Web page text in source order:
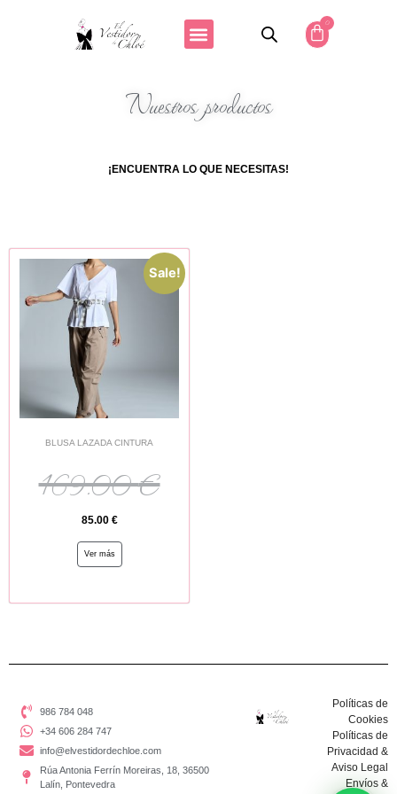
0
Nuestros productos
¡ENCUENTRA LO QUE NECESITAS!
Sale!
BLUSA LAZADA CINTURA
169.00€
85.00 €
Ver más
986 784 048
+34 606 284 747
info@elvestidordechloe.com
Rúa Antonia Ferrín Moreiras, 18, 36500
Lalín, Pontevedra
Políticas de
Cookies
Políticas de
Privacidad &
Aviso Legal
Envíos &